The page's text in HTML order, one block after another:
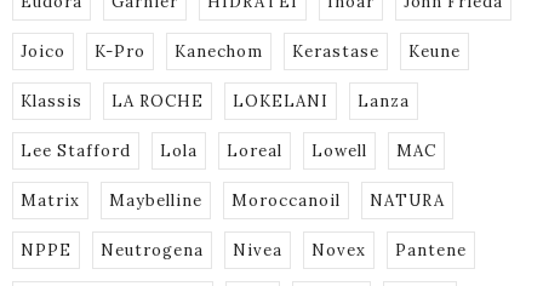
Joico K-Pro Kanechom Kerastase Keune
Klassis LA ROCHE LOKELANI Lanza
Lee Stafford Lola Loreal Lowell MAC
Matrix Maybelline Moroccanoil NATURA
NPPE Neutrogena Nivea Novex Pantene